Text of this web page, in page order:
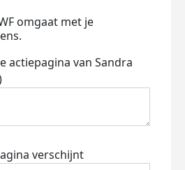
omgaat met je
actiepagina van Sandra
verschijnt